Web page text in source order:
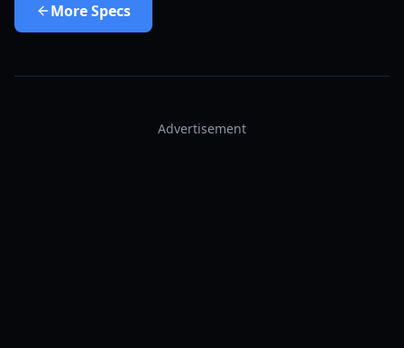
MoreSpecs
Advertisement